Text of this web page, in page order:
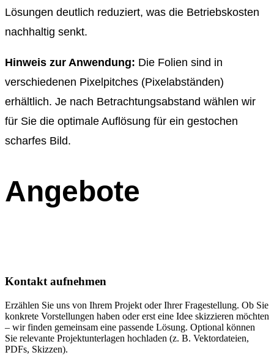
Lösungen deutlich reduziert, was die Betriebskosten
nachhaltig senkt.
Hinweis zur Anwendung: Die Folien sind in
verschiedenen Pixelpitches (Pixelabständen)
erhältlich. Je nach Betrachtungsabstand wählen wir
für Sie die optimale Auflösung für ein gestochen
scharfes Bild.
Angebote
Kontakt aufnehmen
Erzählen Sie uns von Ihrem Projekt oder Ihrer Fragestellung. Ob Sie
konkrete Vorstellungen haben oder erst eine Idee skizzieren möchten
– wir finden gemeinsam eine passende Lösung. Optional können
Sie relevante Projektunterlagen hochladen (z. B. Vektordateien,
PDFs, Skizzen).